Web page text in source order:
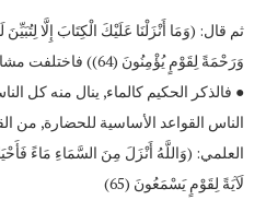
ثم قال: (وَمَا أَنْزَلْنَا عَلَيْكَ الْكِتَابَ إِلَّا
وَرَحْمَةً لِقَوْمٍ يُؤْمِنُونَ (64)) فاختلفت مشاربهم كل حسب عقيدته وجهده:
● فالذكر الحكيم كالماء, ينال منه كل
الناس القواعد الأساسية للحضارة, من
العلمي: (وَاللَّهُ أَنْزَلَ مِنَ السَّمَاءِ مَاءً
لَآيَةً لِقَوْمٍ يَسْمَعُونَ (65)